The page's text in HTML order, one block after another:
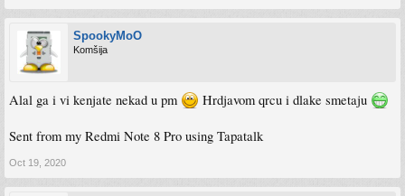
SpookyMoO
Komšija
Alal ga i vi kenjate nekad u pm Hrdjavom qrcu i dlake smetaju
Sent from my Redmi Note 8 Pro using Tapatalk
Oct 19, 2020